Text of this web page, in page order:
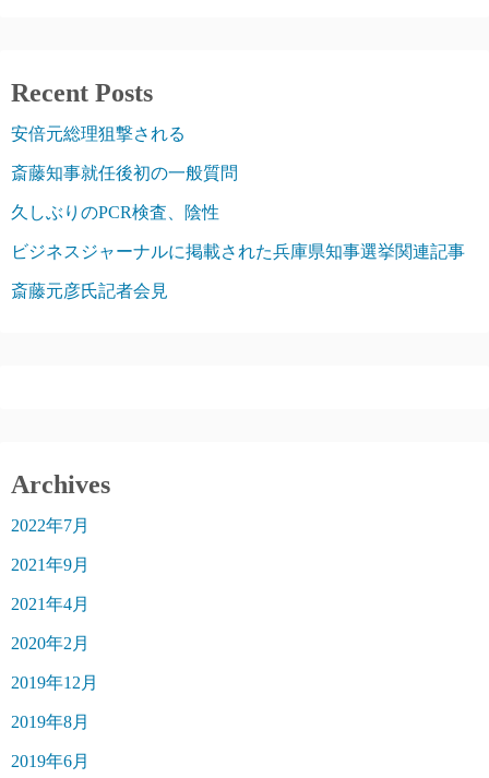
Recent Posts
安倍元総理狙撃される
斎藤知事就任後初の一般質問
久しぶりのPCR検査、陰性
ビジネスジャーナルに掲載された兵庫県知事選挙関連記事
斎藤元彦氏記者会見
Archives
2022年7月
2021年9月
2021年4月
2020年2月
2019年12月
2019年8月
2019年6月